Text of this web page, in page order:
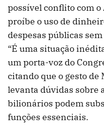
possível conflito com
proíbe o uso de
despesas públicas
“É uma situação
um porta-voz do
citando que o gesto
levanta dúvidas sobre
bilionários podem
funções essenciais.